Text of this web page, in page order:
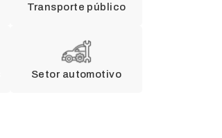
Transporte público
Setor automotivo